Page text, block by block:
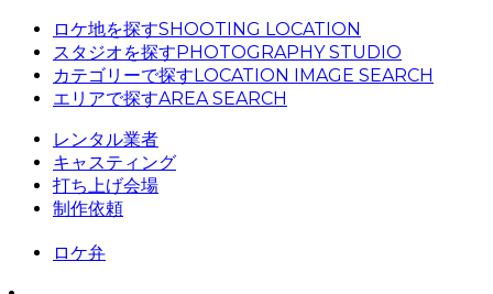
ロケ地を探すSHOOTING LOCATION
スタジオを探すPHOTOGRAPHY STUDIO
カテゴリーで探すLOCATION IMAGE SEARCH
エリアで探すAREA SEARCH
レンタル業者
キャスティング
打ち上げ会場
制作依頼
ロケ弁